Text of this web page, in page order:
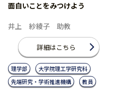
面白いことをみつけよう
井上 紗綾子 助教
詳細はこちら
理学部
大学院理工学研究科
先端研究・学術推進機構
教員